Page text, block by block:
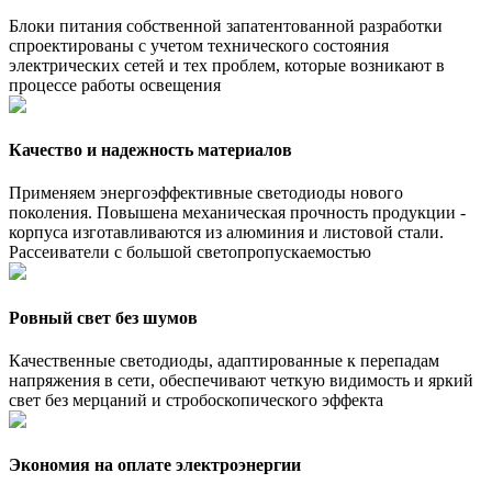
Блоки питания собственной запатентованной разработки
спроектированы с учетом технического состояния
электрических сетей и тех проблем, которые возникают в
процессе работы освещения
Качество и надежность материалов
Применяем энергоэффективные светодиоды нового
поколения. Повышена механическая прочность продукции -
корпуса изготавливаются из алюминия и листовой стали.
Рассеиватели с большой светопропускаемостью
Ровный свет без шумов
Качественные светодиоды, адаптированные к перепадам
напряжения в сети, обеспечивают четкую видимость и яркий
свет без мерцаний и стробоскопического эффекта
Экономия на оплате электроэнергии